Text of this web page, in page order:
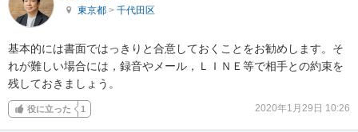
東京都 > 千代田区
基本的には書面ではっきりと合意しておくことをお勧めします。そ
れが難しい場合には，録音やメール，ＬＩＮＥ等で相手との約束を
残しておきましょう。
役に立った 1 2020年1月29日 10:26